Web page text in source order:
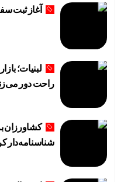
آغاز ثبت
لبنیات؛
راحت دور
کشاورزان
شناسنامه‌دار